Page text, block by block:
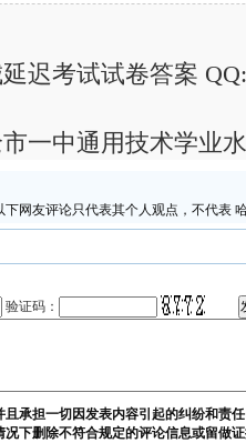
迟考试试卷答案
一中通用技术学业
下网友评论只代表其个人观点，不代表
验证码：
承担一切因发表内容引起的纠纷和责
下删除不符合规定的评论信息或留做